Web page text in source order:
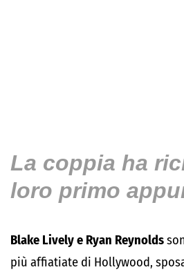
La coppia ha
loro primo
Blake Lively e Ryan Reynolds
più affiatiate di Hollywood,